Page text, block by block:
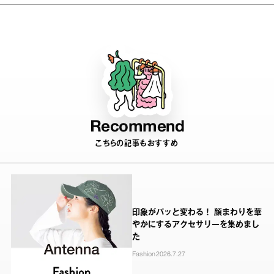
Recommend
こちらの記事もおすすめ
印象がパッと変わる！ 顔まわりを華
やかにするアクセサリーを集めまし
た
Fashion2026.7.27